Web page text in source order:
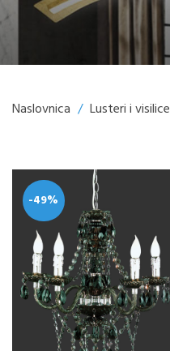
Naslovnica / Lusteri i visilice
-49%